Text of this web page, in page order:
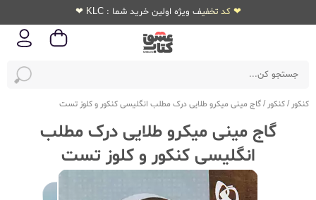
❤ کد تخفیف ویژه اولین خرید شما : KLC ❤
کنکور /کنکور /گاج مینی میکرو طلایی درک مطلب انگلیسی کنکور و کلوز تست
گاج مینی میکرو طلایی درک مطلب
انگلیسی کنکور و کلوز تست